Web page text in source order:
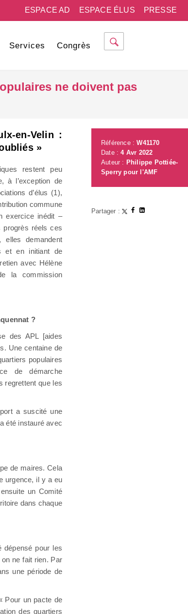
PRESSE
ESPACE ÉLUS
ESPACE AD
Services Congrès
ne doivent pas
en-Velin :
»
restent peu
à l’exception de
d’élus (1),
commune
exercice inédit –
progrès réels ces
elles demandent
et en initiant de
avec Hélène
la commission
?
des APL [aides
Une centaine de
populaires
de démarche
regrettent que les
a suscité une
été instauré avec
de maires. Cela
urgence, il y a eu
un Comité
dans chaque
dépensé pour les
ne fait rien. Par
une période de
Pour un pacte de
des quartiers
Référence :W41170
Date :4 Avr 2022
Auteur : Philippe Pottiée-
Sperry pour l'AMF
Partager :